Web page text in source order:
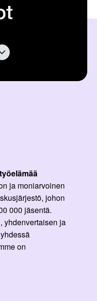
ja moniarvoinen
johon
000 jäsentä.
yhdenvertaisen ja
on